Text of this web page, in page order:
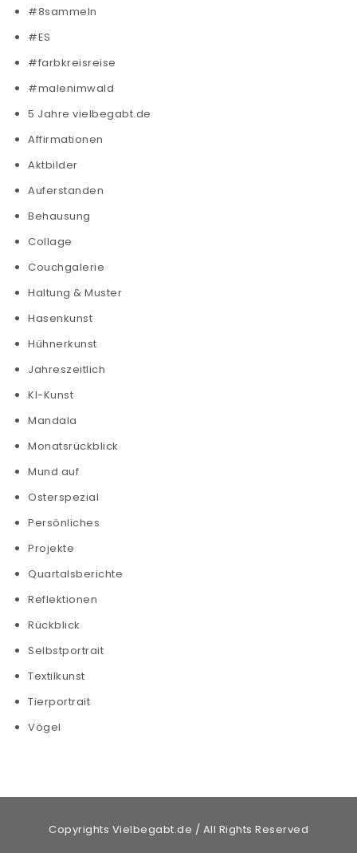
#8sammeln
#ES
#farbkreisreise
#malenimwald
5 Jahre vielbegabt.de
Affirmationen
Aktbilder
Auferstanden
Behausung
Collage
Couchgalerie
Haltung & Muster
Hasenkunst
Hühnerkunst
Jahreszeitlich
KI-Kunst
Mandala
Monatsrückblick
Mund auf
Osterspezial
Persönliches
Projekte
Quartalsberichte
Reflektionen
Rückblick
Selbstportrait
Textilkunst
Tierportrait
Vögel
Copyrights Vielbegabt.de / All Rights Reserved